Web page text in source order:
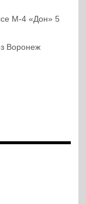
М-4 «Дон» 5
Воронеж